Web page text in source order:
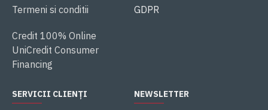
Termeni si conditii
Credit 100% Online
UniCredit Consumer
Financing
GDPR
SERVICII CLIENȚI NEWSLETTER